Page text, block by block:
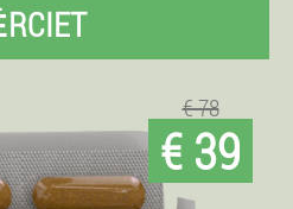
€ 78
€ 39